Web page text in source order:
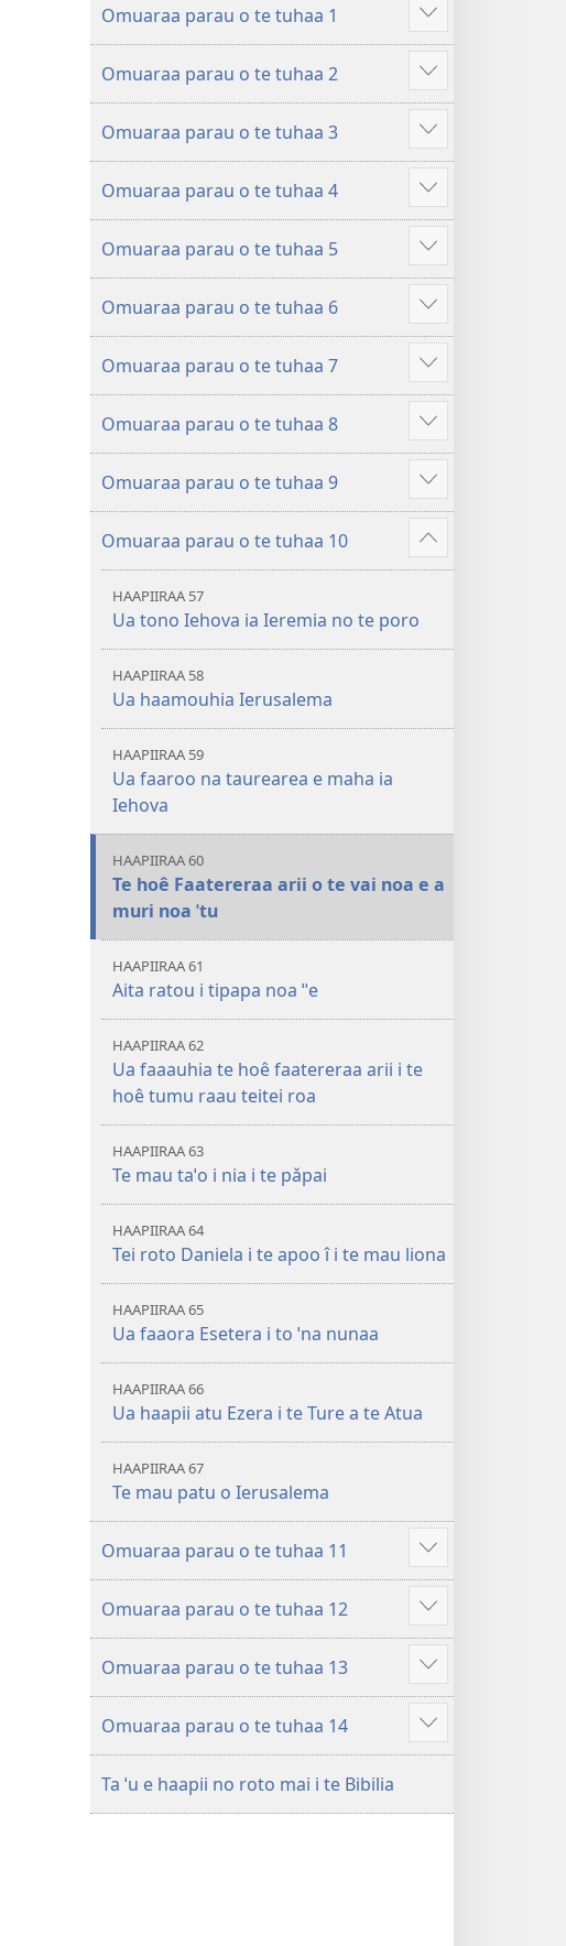
ˈu
e
haapii
no
roto
mai
i
faaroo
noa
Ta
ˈu
e
haapii
no
i
Bibilia
Omuaraa parau o te tuhaa 1
Hi
ˈo
hau
atu
â
Omuaraa parau o te tuhaa 2
Hi
ˈo
hau
atu
â
Omuaraa parau o te tuhaa 3
Hi
ˈo
hau
atu
â
Omuaraa parau o te tuhaa 4
Hi
ˈo
hau
atu
â
Omuaraa parau o te tuhaa 5
Hi
ˈo
hau
atu
â
Omuaraa parau o te tuhaa 6
Hi
ˈo
hau
atu
â
Omuaraa parau o te tuhaa 7
Hi
ˈo
hau
atu
â
Omuaraa parau o te tuhaa 8
Hi
ˈo
hau
atu
â
Omuaraa parau o te tuhaa 9
Hi
ˈo
hau
atu
Omuaraa parau o te tuhaa 10
Hi
ˈo
â
HAAPIIRAA 57
Ua tono Iehova ia Ieremia no te poro
HAAPIIRAA 58
Ua haamouhia Ierusalema
HAAPIIRAA 59
Ua faaroo na taurearea e maha ia
Iehova
HAAPIIRAA 60
Te hoê Faatereraa arii o te vai noa e a
muri noa ˈtu
HAAPIIRAA 61
Aita ratou i tipapa noa ˈˈe
HAAPIIRAA 62
Ua faaauhia te hoê faatereraa arii i te
hoê tumu raau teitei roa
HAAPIIRAA 63
Te mau taˈo i nia i te pǎpai
HAAPIIRAA 64
Tei roto Daniela i te apoo î i te mau liona
HAAPIIRAA 65
Ua faaora Esetera i to ˈna nunaa
HAAPIIRAA 66
Ua haapii atu Ezera i te Ture a te Atua
HAAPIIRAA 67
Te mau patu o Ierusalema
Omuaraa parau o te tuhaa 11
Hi
ˈo
hau
atu
â
Omuaraa parau o te tuhaa 12
Hi
ˈo
hau
atu
â
Omuaraa parau o te tuhaa 13
Hi
ˈo
hau
atu
Omuaraa parau o te tuhaa 14
Hi
ˈo
atu
Ta ˈu e haapii no roto mai i te Bibilia